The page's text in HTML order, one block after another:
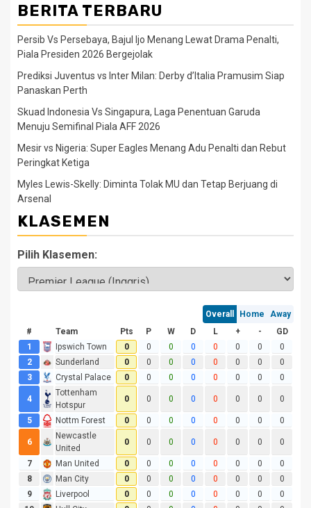
BERITA TERBARU
Persib Vs Persebaya, Bajul Ijo Menang Lewat Drama Penalti,
Piala Presiden 2026 Bergejolak
Prediksi Juventus vs Inter Milan: Derby d’Italia Pramusim Siap
Panaskan Perth
Skuad Indonesia Vs Singapura, Laga Penentuan Garuda
Menuju Semifinal Piala AFF 2026
Mesir vs Nigeria: Super Eagles Menang Adu Penalti dan Rebut
Peringkat Ketiga
Myles Lewis-Skelly: Diminta Tolak MU dan Tetap Berjuang di
Arsenal
KLASEMEN
Pilih Klasemen: